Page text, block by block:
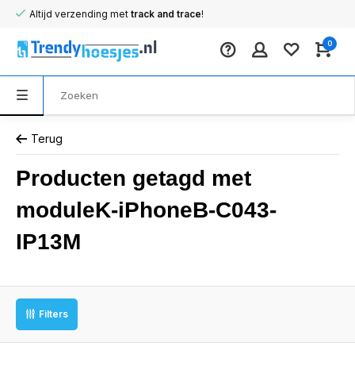
Altijd verzending met track and trace!
0
Terug
Producten getagd met
moduleK-iPhoneB-C043-
IP13M
Filters